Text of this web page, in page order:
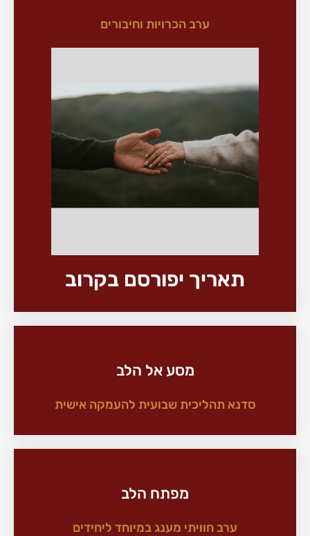
ערב הכרויות וחיבורים
תאריך יפורסם בקרוב
מסע אל הלב
סדנא תהליכית שבועית להעמקה אישית
מפתח הלב
ערב חוויתי מענג במיוחד ליחידים